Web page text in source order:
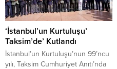
‘İstanbul’un Kurtuluşu’
Taksim’de’ Kutlandı
İstanbul’un Kurtuluşu’nun 99’ncu
yılı, Taksim Cumhuriyet Anıtı’nda